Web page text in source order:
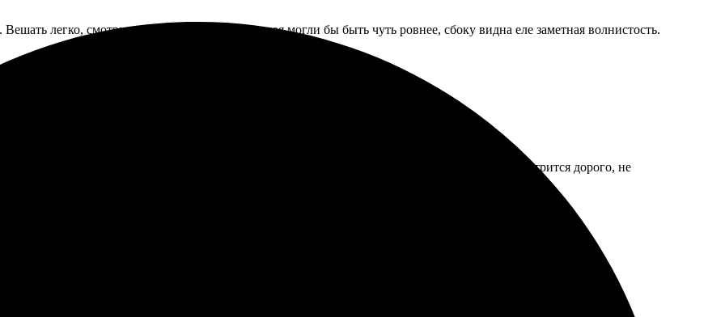
легко, смотрится современно. Только края могли бы быть чуть ровнее, сбоку видна еле заметная волнистость.
Волновалась, что будут муар или пиксели, но нет, подобрали хорошее разрешение. Смотрится дорого, не
привёз аккуратно, помог занести.